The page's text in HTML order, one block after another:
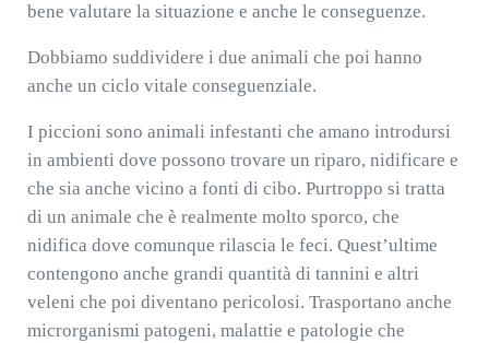
bene valutare la situazione e anche le conseguenze.
Dobbiamo suddividere i due animali che poi hanno
anche un ciclo vitale conseguenziale.
I piccioni sono animali infestanti che amano introdursi
in ambienti dove possono trovare un riparo, nidificare e
che sia anche vicino a fonti di cibo. Purtroppo si tratta
di un animale che è realmente molto sporco, che
nidifica dove comunque rilascia le feci. Quest’ultime
contengono anche grandi quantità di tannini e altri
veleni che poi diventano pericolosi. Trasportano anche
microrganismi patogeni, malattie e patologie che